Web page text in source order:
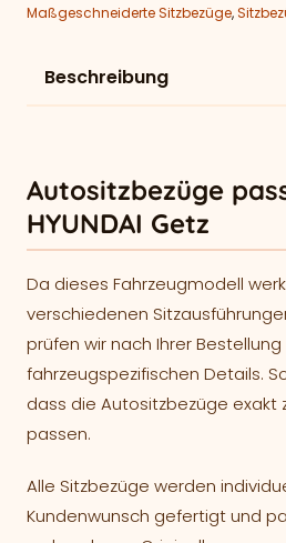
Maßgeschneiderte Sitzbezüge,
Beschreibung
Autositzbezüge
HYUNDAI Getz
Da dieses Fahrzeugmodell
verschiedenen
prüfen wir nach Ihrer
fahrzeugspezifischen Details.
dass die Autositzbezüge exakt
passen.
Alle Sitzbezüge werden
Kundenwunsch gefertigt und